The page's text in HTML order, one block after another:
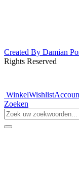
Created By Damian
Rights Reserved
WinkelWishlist
Zoeken